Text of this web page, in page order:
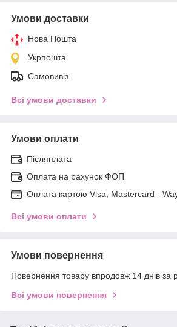
Умови доставки
Нова Пошта
Укрпошта
Самовивіз
Всі умови доставки
Умови оплати
Післяплата
Оплата на рахунок ФОП
Оплата картою Visa, Mastercard -
Всі умови оплати
Умови повернення
Повернення товару впродовж 14 днів за
Всі умови повернення